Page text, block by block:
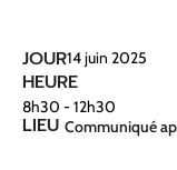
JOUR14juin 2025
HEURE
8h30 - 12h30
LIEU Communiqué